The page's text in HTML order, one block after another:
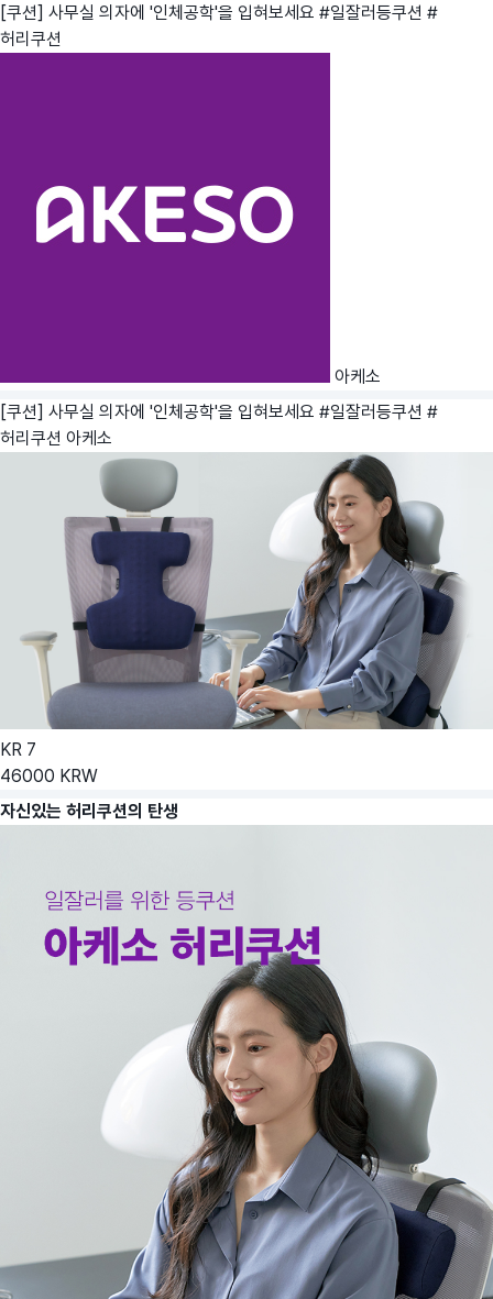
[쿠션] 사무실 의자에 '인체공학'을 입혀보세요 #일잘러등쿠션 #
허리쿠션
아케소
[쿠션] 사무실 의자에 '인체공학'을 입혀보세요 #일잘러등쿠션 #
허리쿠션 아케소
KR 7
46000 KRW
자신있는 허리쿠션의 탄생